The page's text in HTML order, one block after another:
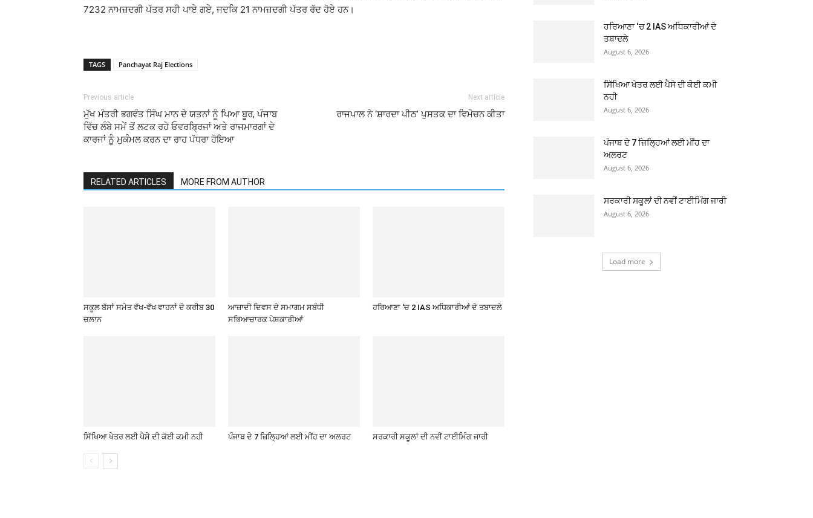
7232 ਨਾਮਜ਼ਦਗੀ ਪੱਤਰ ਸਹੀ ਪਾਏ ਗਏ, ਜਦਕਿ 21 ਨਾਮਜ਼ਦਗੀ ਪੱਤਰ ਰੱਦ ਹੋਏ ਹਨ।
TAGS Panchayat Raj Elections
Previous article
ਮੁੱਖ ਮੰਤਰੀ ਭਗਵੰਤ ਸਿੰਘ ਮਾਨ ਦੇ ਯਤਨਾਂ ਨੂੰ ਪਿਆ ਬੂਰ, ਪੰਜਾਬ
ਵਿੱਚ ਲੰਬੇ ਸਮੇਂ ਤੋਂ ਲਟਕ ਰਹੇ ਓਵਰਬ੍ਰਿਜਾਂ ਅਤੇ ਰਾਜਮਾਰਗਾਂ ਦੇ
ਕਾਰਜਾਂ ਨੂੰ ਮੁਕੰਮਲ ਕਰਨ ਦਾ ਰਾਹ ਪੱਧਰਾ ਹੋਇਆ
Next article
ਰਾਜਪਾਲ ਨੇ ‘ਸ਼ਾਰਦਾ ਪੀਠ’ ਪੁਸਤਕ ਦਾ ਵਿਮੋਚਨ ਕੀਤਾ
RELATED ARTICLES MORE FROM AUTHOR
ਸਕੂਲ ਬੱਸਾਂ ਸਮੇਤ ਵੱਖ-ਵੱਖ ਵਾਹਨਾਂ ਦੇ ਕਰੀਬ 30
ਚਲਾਨ
ਆਜ਼ਾਦੀ ਦਿਵਸ ਦੇ ਸਮਾਗਮ ਸਬੰਧੀ
ਸਭਿਆਚਾਰਕ ਪੇਸ਼ਕਾਰੀਆਂ
ਹਰਿਆਣਾ ‘ਚ 2 IAS ਅਧਿਕਾਰੀਆਂ ਦੇ ਤਬਾਦਲੇ
ਸਿੱਖਿਆ ਖੇਤਰ ਲਈ ਪੈਸੇ ਦੀ ਕੋਈ ਕਮੀ ਨਹੀ ਪੰਜਾਬ ਦੇ 7 ਜ਼ਿਲ੍ਹਿਆਂ ਲਈ ਮੀਂਹ ਦਾ ਅਲਰਟ ਸਰਕਾਰੀ ਸਕੂਲਾਂ ਦੀ ਨਵੀਂ ਟਾਈਮਿੰਗ ਜਾਰੀ
ਹਰਿਆਣਾ ‘ਚ 2 IAS ਅਧਿਕਾਰੀਆਂ ਦੇ
ਤਬਾਦਲੇ
August 6, 2026
ਸਿੱਖਿਆ ਖੇਤਰ ਲਈ ਪੈਸੇ ਦੀ ਕੋਈ ਕਮੀ
ਨਹੀ
August 6, 2026
ਪੰਜਾਬ ਦੇ 7 ਜ਼ਿਲ੍ਹਿਆਂ ਲਈ ਮੀਂਹ ਦਾ
ਅਲਰਟ
August 6, 2026
ਸਰਕਾਰੀ ਸਕੂਲਾਂ ਦੀ ਨਵੀਂ ਟਾਈਮਿੰਗ ਜਾਰੀ
August 6, 2026
Load more